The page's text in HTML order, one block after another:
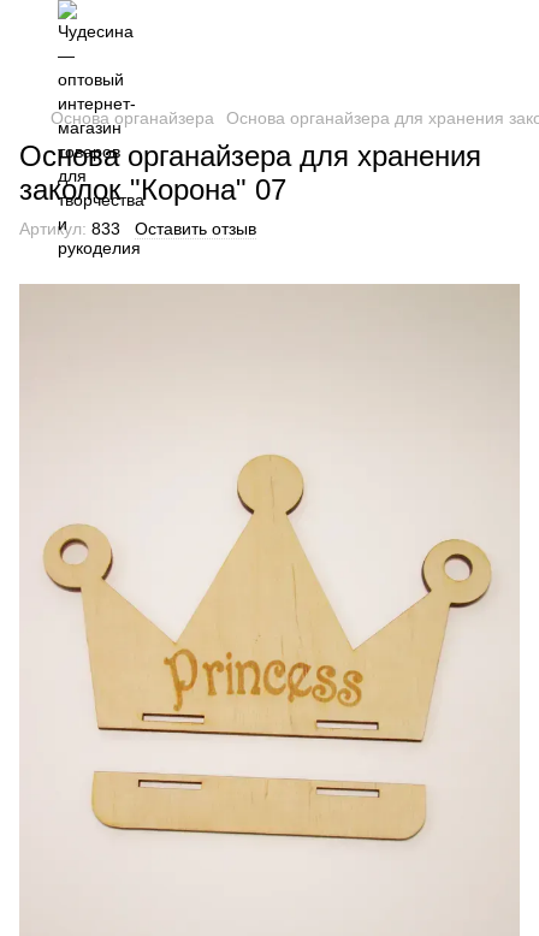
Основа органайзера Основа органайзера для хранения
Основа органайзера для хранения
заколок "Корона" 07
Артикул: 833 Оставить отзыв